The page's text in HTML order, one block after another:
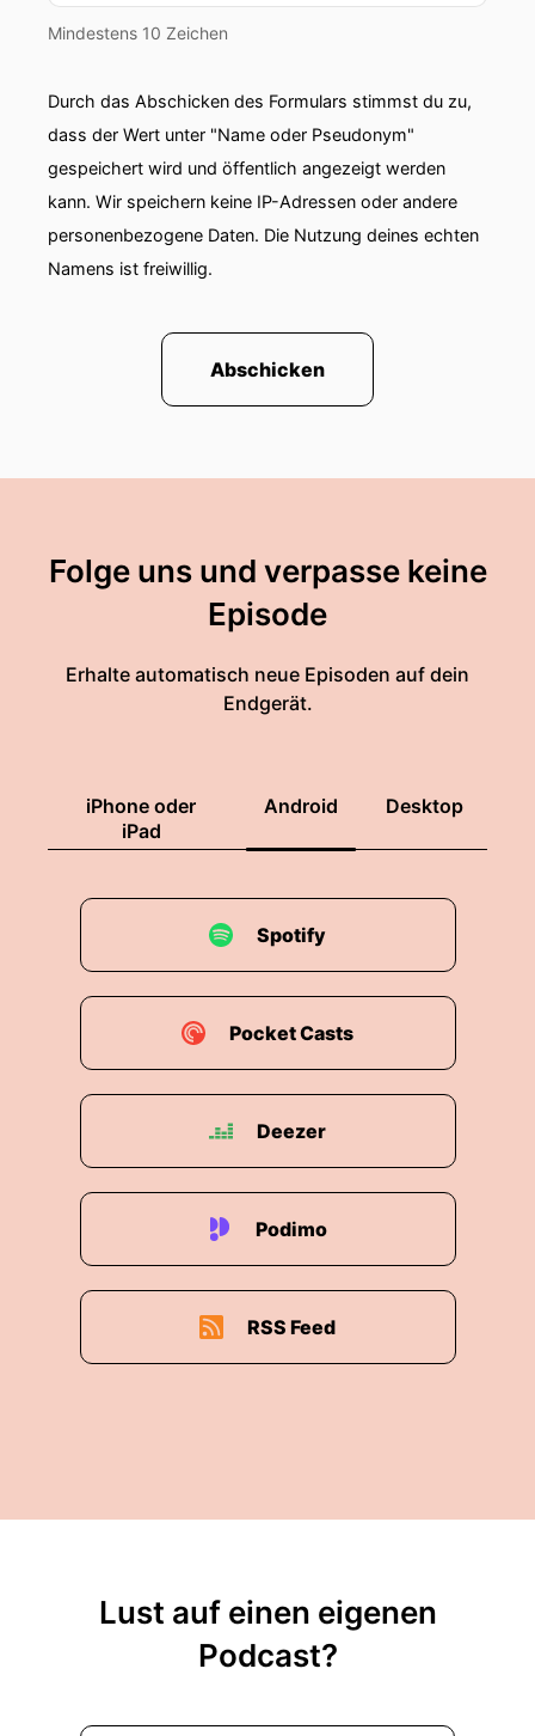
Mindestens 10 Zeichen
Durch das Abschicken des Formulars stimmst du zu,
dass der Wert unter "Name oder Pseudonym"
gespeichert wird und öffentlich angezeigt werden
kann. Wir speichern keine IP-Adressen oder andere
personenbezogene Daten. Die Nutzung deines echten
Namens ist freiwillig.
Abschicken
Folge uns und verpasse keine
Episode
Erhalte automatisch neue Episoden auf dein
Endgerät.
iPhone oder
iPad
Android Desktop
Spotify
Pocket Casts
Deezer
Podimo
RSS Feed
Lust auf einen eigenen
Podcast?